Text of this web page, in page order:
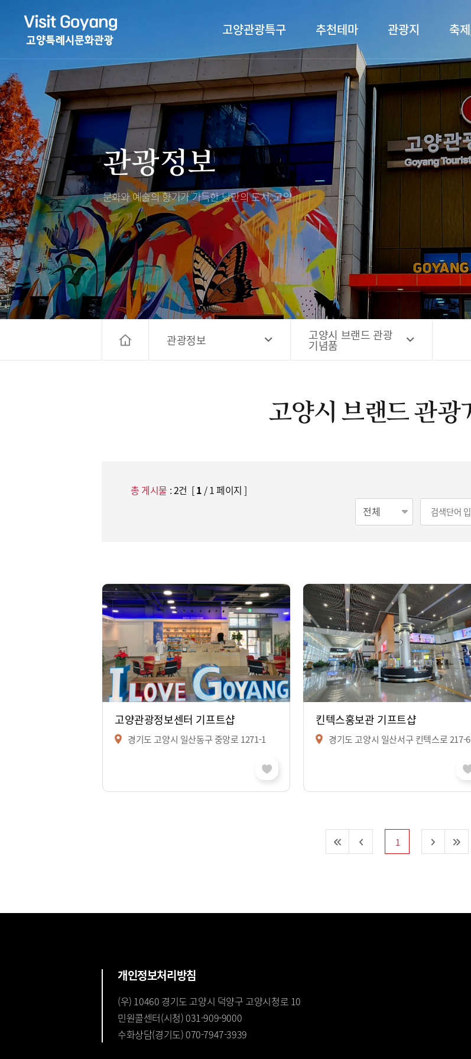
고양관광특구 추천테마
관광특화거리
TV속 고양 나들이
야경 나들이
자전거 나들이
도보관광 나들이
DMZ평화의길
행주산성
서오릉/서삼릉
전시관/박물관
고양시 예술창작공간 해움
고양시 예술창작공간 새들
관광지 축
대표축제
축제/행사
행사소개
프로그램 안내
사전신청
자주 묻는 질문
고양관광정보센터 소개
층별안내
편의시설
오시는길
대표먹거리
전통시장
템플스테이
숙박 정보
쇼핑 정보
고양시관광협의회
고양컨벤션뷰로
경기관광
대한민국 구석구석
공지사항
홍보영상
전자관광지도 다도라
관광안내홍보물
관광정보
문화와 예술의 향기가 가득한낭만의 도시, 고양
관광정보 고양시 브랜드 관광
기념품
고양시 브랜드 관광
총 게시물 :2 건 [1 / 1 페이지 ]
고양관광정보센터 기프트샵
경기도 고양시 일산동구 중앙로 1271-1
킨텍스홍보관 기프트샵
경기도 고양시 일산서구 킨텍스로 217-
1
개인정보처리방침
(우) 10460 경기도 고양시 덕양구 고양시청로 10
민원콜센터(시청) 031-909-9000
수화상담(경기도) 070-7947-3939